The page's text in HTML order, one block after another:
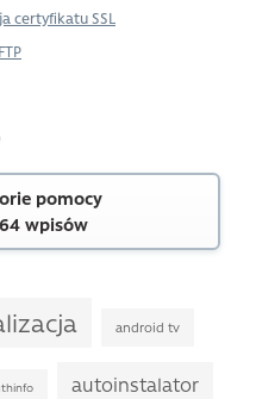
certyfikatu SSL
pomocy
wpisów
android tv
autoinstalator